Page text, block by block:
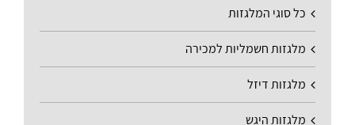
כל סוגי המלגזות
מלגזות חשמליות למכירה
מלגזות דיזל
מלגזות היגש